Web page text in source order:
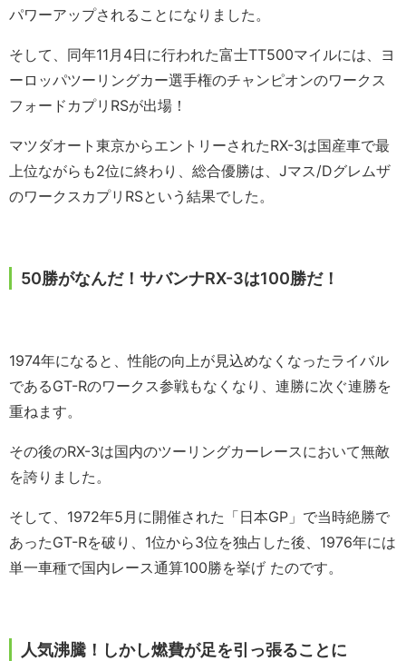
パワーアップされることになりました。
そして、同年11月4日に行われた富士TT500マイルには、ヨ
ーロッパツーリングカー選手権のチャンピオンのワークス
フォードカプリRSが出場！
マツダオート東京からエントリーされたRX-3は国産車で最
上位ながらも2位に終わり、総合優勝は、Jマス/Dグレムザ
のワークスカプリRSという結果でした。
50勝がなんだ！サバンナRX-3は100勝だ！
1974年になると、性能の向上が見込めなくなったライバル
であるGT-Rのワークス参戦もなくなり、連勝に次ぐ連勝を
重ねます。
その後のRX-3は国内のツーリングカーレースにおいて無敵
を誇りました。
そして、1972年5月に開催された「日本GP」で当時絶勝で
あったGT-Rを破り、1位から3位を独占した後、1976年には
単一車種で国内レース通算100勝を挙げ たのです。
人気沸騰！しかし燃費が足を引っ張ることに